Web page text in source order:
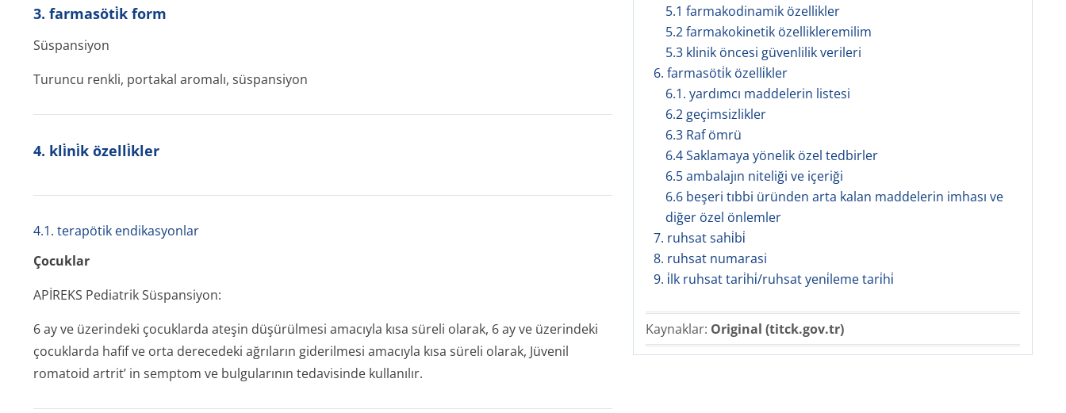
5.1 farmakodinamik özellikler
5.2 farmakokinetik özellikleremilim
5.3 klinik öncesi güvenlilik verileri
6. farmasöti̇k özelli̇kler
6.1. yardımcı maddelerin listesi
6.2 geçimsizlikler
6.3 Raf ömrü
6.4 Saklamaya yönelik özel tedbirler
6.5 ambalajın niteliği ve içeriği
6.6 beşeri tıbbi üründen arta kalan maddelerin imhası ve
diğer özel önlemler
7. ruhsat sahi̇bi̇
8. ruhsat numarasi
9. i̇lk ruhsat tari̇hi̇/ruhsat yeni̇leme tari̇hi̇
Kaynaklar: Original (titck.gov.tr)
3. farmasöti̇k form
Süspansiyon
Turuncu renkli, portakal aromalı, süspansiyon
4. kli̇ni̇k özelli̇kler
4.1. terapötik endikasyonlar
Çocuklar
APİREKS Pediatrik Süspansiyon:
6 ay ve üzerindeki çocuklarda ateşin düşürülmesi amacıyla kısa süreli olarak, 6 ay ve üzerindeki
çocuklarda hafif ve orta derecedeki ağrıların giderilmesi amacıyla kısa süreli olarak, Jüvenil
romatoid artrit’ in semptom ve bulgularının tedavisinde kullanılır.